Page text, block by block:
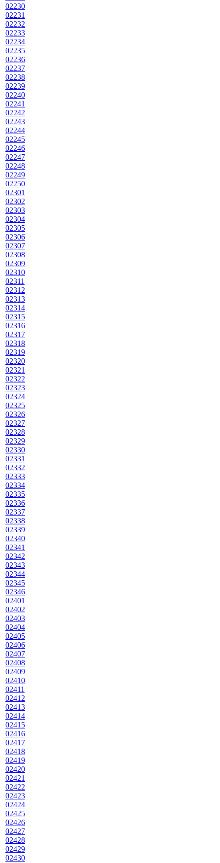
02230
02231
02232
02233
02234
02235
02236
02237
02238
02239
02240
02241
02242
02243
02244
02245
02246
02247
02248
02249
02250
02301
02302
02303
02304
02305
02306
02307
02308
02309
02310
02311
02312
02313
02314
02315
02316
02317
02318
02319
02320
02321
02322
02323
02324
02325
02326
02327
02328
02329
02330
02331
02332
02333
02334
02335
02336
02337
02338
02339
02340
02341
02342
02343
02344
02345
02346
02401
02402
02403
02404
02405
02406
02407
02408
02409
02410
02411
02412
02413
02414
02415
02416
02417
02418
02419
02420
02421
02422
02423
02424
02425
02426
02427
02428
02429
02430